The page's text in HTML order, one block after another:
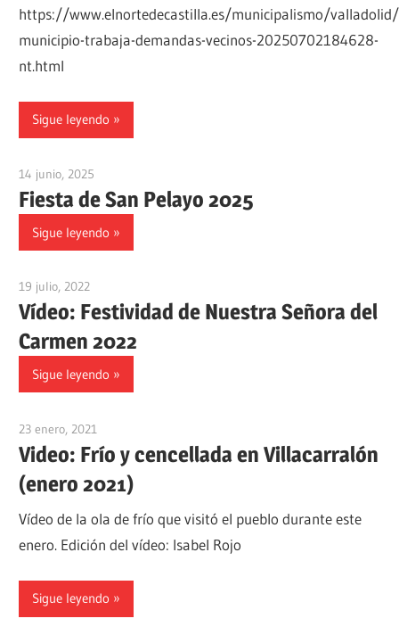
https://www.elnortedecastilla.es/municipalismo/
municipio-trabaja-demandas-vecinos-20250702184628-
nt.html
Sigue leyendo
14 junio, 2025
Fiesta de San Pelayo 2025
Sigue leyendo
19 julio, 2022
Vídeo: Festividad de Nuestra Señora del
Carmen 2022
Sigue leyendo
23 enero, 2021
Video: Frío y cencellada en Villacarralón
(enero 2021)
Vídeo de la ola de frío que visitó el pueblo durante este
enero. Edición del vídeo: Isabel Rojo
Sigue leyendo